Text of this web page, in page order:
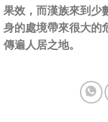
果效，而漢族來到少
身的處境帶來很大的
傳遍人居之地。